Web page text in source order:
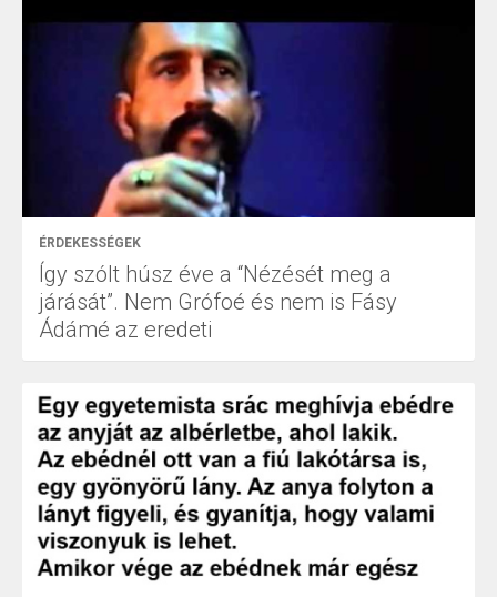
ÉRDEKESSÉGEK
Így szólt húsz éve a “Nézését meg a
járását”. Nem Grófoé és nem is Fásy
Ádámé az eredeti